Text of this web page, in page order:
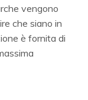
vengono
che siano in
è fornita di